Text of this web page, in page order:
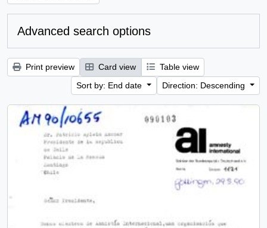
Advanced search options
Print preview Card view
Table view
Sort by: End date
Direction: Descending